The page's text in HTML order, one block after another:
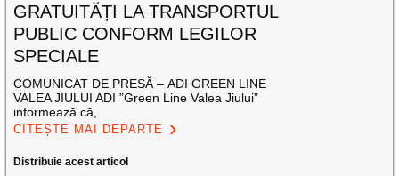
GRATUITĂȚI LA TRANSPORTUL
PUBLIC CONFORM LEGILOR
SPECIALE
COMUNICAT DE PRESĂ – ADI GREEN LINE
VALEA JIULUI ADI ”Green Line Valea Jiului”
informează că,
CITEȘTE MAI DEPARTE
Distribuie acest articol